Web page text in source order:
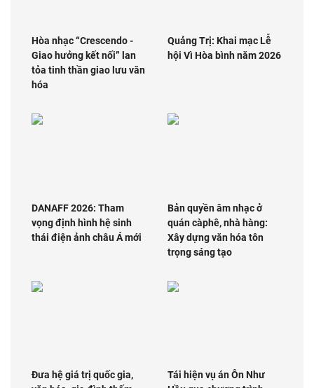
Hòa nhạc “Crescendo -
Giao hưởng kết nối” lan
tỏa tinh thần giao lưu văn
hóa
Quảng Trị: Khai mạc Lễ
hội Vì Hòa bình năm 2026
DANAFF 2026: Tham
vọng định hình hệ sinh
thái điện ảnh châu Á mới
Bản quyền âm nhạc ở
quán càphê, nhà hàng:
Xây dựng văn hóa tôn
trọng sáng tạo
Đưa hệ giá trị quốc gia,
Tái hiện vụ án Ôn Như